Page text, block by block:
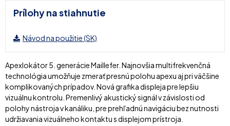
Prílohy na stiahnutie
Návod na použitie (SK)
Apexlokátor 5. generácie Maillefer. Najnovšia multifrekvenčná
technológia umožňuje zmerať presnú polohu apexu aj pri väčšine
komplikovaných prípadov. Nová grafika displeja pre lepšiu
vizuálnu kontrolu. Premenlivý akustický signál v závislosti od
polohy nástroja v kanáliku, pre prehľadnú navigáciu bez nutnosti
udržiavania vizuálneho kontaktu s displejom prístroja.